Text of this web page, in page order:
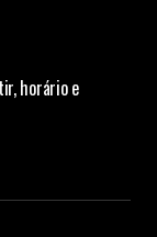
horário e